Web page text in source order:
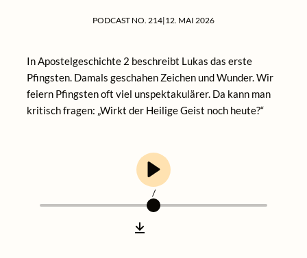
PODCAST NO. 214|12. MAI 2026
In Apostelgeschichte 2 beschreibt Lukas das erste
Pfingsten. Damals geschahen Zeichen und Wunder. Wir
feiern Pfingsten oft viel unspektakulärer. Da kann man
kritisch fragen: „Wirkt der Heilige Geist noch heute?“
/